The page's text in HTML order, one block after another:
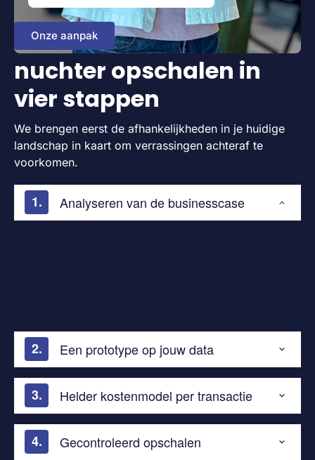
Onze aanpak
nuchter opschalen in
vier stappen
We brengen eerst de afhankelijkheden in je huidige
landschap in kaart om verrassingen achteraf te
voorkomen.
Analyseren van de businesscase
Een prototype op jouw data
Helder kostenmodel per transactie
Gecontroleerd opschalen